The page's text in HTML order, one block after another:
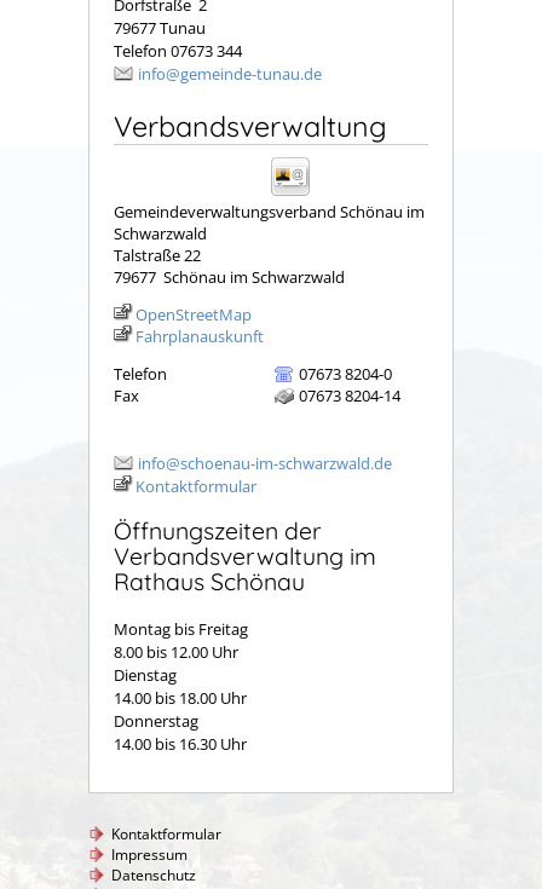
Dorfstraße 2
79677 Tunau
Telefon 07673 344
info@gemeinde-tunau.de
Verbandsverwaltung
Gemeindeverwaltungsverband Schönau im
Schwarzwald
Talstraße 22
79677 Schönau im Schwarzwald
OpenStreetMap
Fahrplanauskunft
Telefon
07673 8204-0
Fax
07673 8204-14
info@schoenau-im-schwarzwald.de
Kontaktformular
Öffnungszeiten der
Verbandsverwaltung im
Rathaus Schönau
Montag bis Freitag
8.00 bis 12.00 Uhr
Dienstag
14.00 bis 18.00 Uhr
Donnerstag
14.00 bis 16.30 Uhr
Kontaktformular
Impressum
Datenschutz